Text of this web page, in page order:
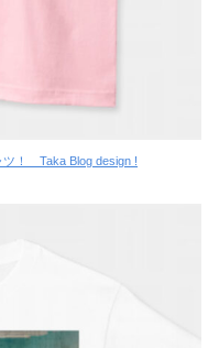
ツ！ Taka Blog design !